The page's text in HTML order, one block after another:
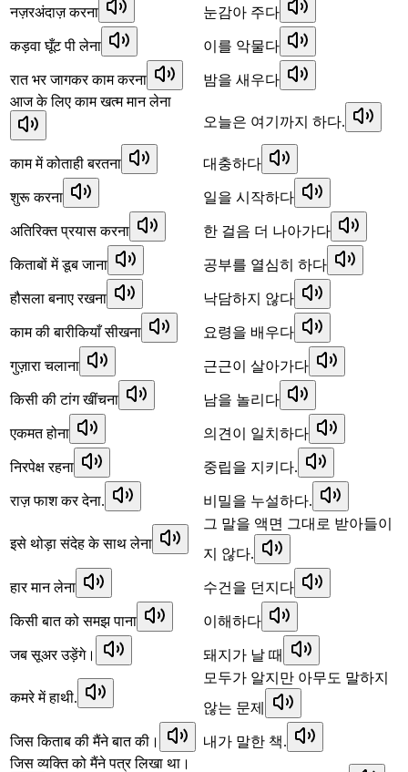
नज़रअंदाज़ करना 눈감아 주다
कड़वा घूँट पी लेना 이를 악물다
रात भर जागकर काम करना
밤을 새우다
आज के लिए काम खत्म मान लेना
오늘은 여기까지 하다.
काम में कोताही बरतना 대충하다
शुरू करना 일을 시작하다
अतिरिक्त प्रयास करना 한 걸음 더 나아가다
किताबों में डूब जाना 공부를 열심히 하다
हौसला बनाए रखना 낙담하지 않다
काम की बारीकियाँ सीखना 요령을 배우다
गुज़ारा चलाना 근근이 살아가다
किसी की टांग खींचना 남을 놀리다
एकमत होना 의견이 일치하다
निरपेक्ष रहना 중립을 지키다.
राज़ फाश कर देना. 비밀을 누설하다.
इसे थोड़ा संदेह के साथ लेना
그 말을 액면 그대로 받아들이
지 않다.
हार मान लेना 수건을 던지다
किसी बात को समझ पाना 이해하다
जब सूअर उड़ेंगे। 돼지가 날 때
कमरे में हाथी.
모두가 알지만 아무도 말하지
않는 문제
जिस किताब की मैंने बात की।
내가 말한 책.
जिस व्यक्ति को मैंने पत्र लिखा था।